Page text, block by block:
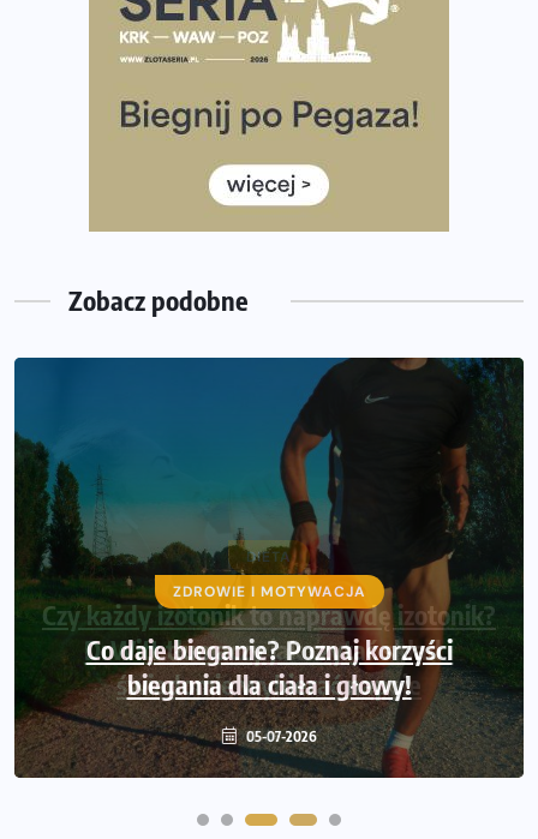
Tętno vs tempo – czym kierować się w bieganiu?
Co ma dużo białka? Produkty, które warto włączyć do
Rozbiegany Olsztyn szykuje się na weekend z
Już w tę sobotę 35. Bieg Powstania Warszawskiego.
Wystartuje rekordowa liczba uczestników
Zobacz podobne
DIETA
Czy każdy izotonik to naprawdę izotonik?
DrWitt tłumaczy jak czytać skład i
świadomie wybierać napoje
22-06-2026